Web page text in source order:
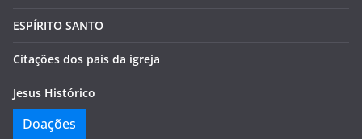
ESPÍRITO SANTO
Citações dos pais da igreja
Jesus Histórico
Doações